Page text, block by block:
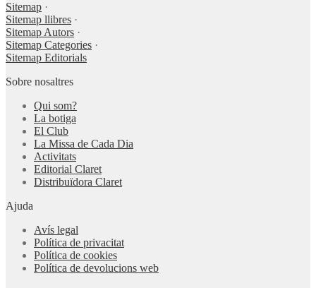
Sitemap ·
Sitemap llibres ·
Sitemap Autors ·
Sitemap Categories ·
Sitemap Editorials
Sobre nosaltres
Qui som?
La botiga
El Club
La Missa de Cada Dia
Activitats
Editorial Claret
Distribuïdora Claret
Ajuda
Avís legal
Política de privacitat
Política de cookies
Política de devolucions web